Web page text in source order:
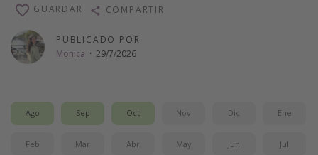
Viajes en familia
Vacaciones de Playa
Viajes para singles
Más temas
PUBLICADO POR
Monica · 29/7/2026
GUARDAR COMPARTIR
Ago Sep Oct Nov Dic Ene
Feb Mar Abr May Jun Jul